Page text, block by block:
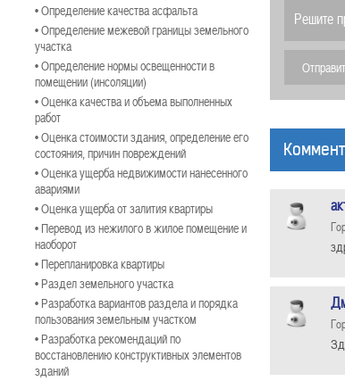
• Определение качества асфальта
• Определение межевой границы земельного
участка
• Определение нормы освещенности в
помещении (инсоляции)
• Оценка качества и объема выполненных
работ
• Оценка стоимости здания, определение его
состояния, причин повреждений
• Оценка ущерба недвижимости нанесенного
авариями
• Оценка ущерба от залития квартиры
• Перевод из нежилого в жилое помещение и
наоборот
• Перепланировка квартиры
• Раздел земельного участка
• Разработка вариантов раздела и порядка
пользования земельным участком
• Разработка рекомендаций по
восстановлению конструктивных элементов
зданий
Решите